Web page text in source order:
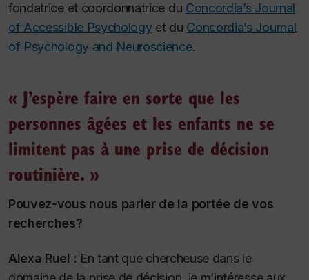
fondatrice et coordonnatrice du Concordia’s Journal
of Accessible Psychologyet du Concordia’s Journal
of Psychology and Neuroscience.
« J’espère faire en sorte que les
personnes âgées et les enfants ne se
limitent pas à une prise de décision
routinière. »
Pouvez-vous nous parler de la portée de vos
recherches?
Alexa Ruel : En tant que chercheuse dans le